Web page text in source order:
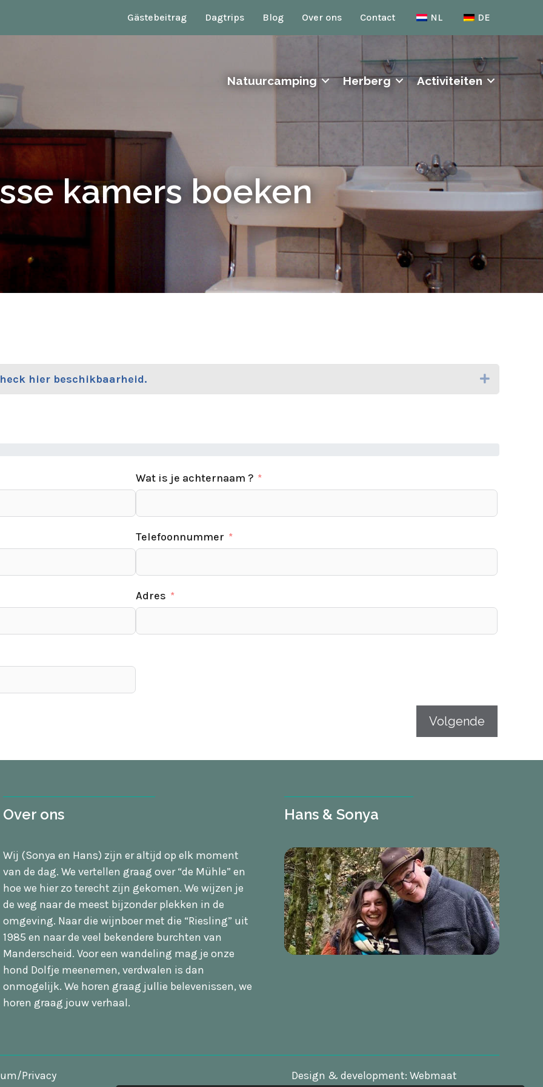
Gästebeitrag Dagtrips Blog Over ons Contact NL DE
Natuurcamping Herberg Activiteiten
kamers boeken
hier beschikbaarheid. Uitbreiden
Wat is je achternaam ?
Telefoonnummer
Adres
Volgende
Over ons
Wij (Sonya en Hans) zijn er altijd op elk moment
van de dag. We vertellen graag over “de Mühle” en
hoe we hier zo terecht zijn gekomen. We wijzen je
de weg naar de meest bijzonder plekken in de
omgeving. Naar die wijnboer met die “Riesling” uit
1985 en naar de veel bekendere burchten van
Manderscheid. Voor een wandeling mag je onze
hond Dolfje meenemen, verdwalen is dan
onmogelijk. We horen graag jullie belevenissen, we
horen graag jouw verhaal.
Hans & Sonya
Privacy Design & development: Webmaat